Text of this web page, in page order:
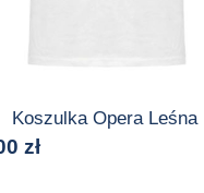
Koszulka Opera Leśna
zł